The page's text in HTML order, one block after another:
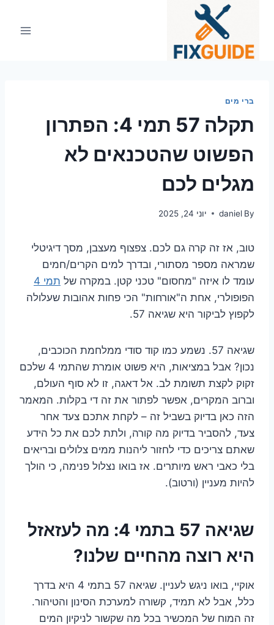
ברי מים
תקלה 57 תמי 4: הפתרון
הפשוט שהטכנאים לא
מגלים לכם
By
daniel יוני 24, 2025
טוב, אז זה קרה גם לכם. צפצוף מעצבן, מסך דיגיטלי
שמראה מספר מסתורי, ובדרך למים הקרים/חמים
עומד לו איזה "מחסום" טכני קטן. במקרה של תמי 4
הפופולרי, אחת ה"אורחות" הכי פחות אהובות שעלולה
לקפוץ לביקור היא שגיאה 57.
שגיאה 57. נשמע כמו קוד סודי ממלחמת הכוכבים,
נכון? אבל במציאות, היא פשוט אומרת שהתמי 4 שלכם
זקוק לקצת תשומת לב. אל דאגה, זו לא סוף העולם,
וברוב המקרים, אפשר לפתור את זה די בקלות. המאמר
הזה כאן בדיוק בשביל זה – לקחת אתכם צעד אחר
צעד, להסביר בדיוק מה קורה, ולתת לכם את כל הידע
שאתם צריכים כדי לחזור ליהנות ממים צלולים ובריאים
בלי כאבי ראש מיותרים. אז בואו נצלול פנימה, כי הולך
להיות מעניין (ורטוב).
שגיאה 57 בתמי 4: מה לעזאזל
היא רוצה מהחיים שלנו?
אוקיי, בואו ניגש לעניין. שגיאה 57 בתמי 4 היא בדרך
כלל, אבל לא תמיד, קשורה למערכת הסינון והטיהור.
זה המוח של המכשיר בכל מה שקשור לניקיון המים